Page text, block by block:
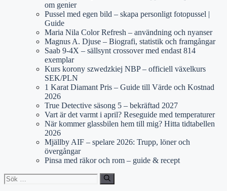
om genier
Pussel med egen bild – skapa personligt fotopussel |
Guide
Maria Nila Color Refresh – användning och nyanser
Magnus A. Djuse – Biografi, statistik och framgångar
Saab 9-4X – sällsynt crossover med endast 814
exemplar
Kurs korony szwedzkiej NBP – officiell växelkurs
SEK/PLN
1 Karat Diamant Pris – Guide till Värde och Kostnad
2026
True Detective säsong 5 – bekräftad 2027
Vart är det varmt i april? Reseguide med temperaturer
När kommer glassbilen hem till mig? Hitta tidtabellen
2026
Mjällby AIF – spelare 2026: Trupp, löner och
övergångar
Pinsa med räkor och rom – guide & recept
Sök
efter: